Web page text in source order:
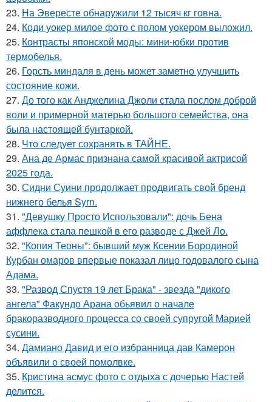
23. На Эвересте обнаружили 12 тысяч кг говна.
24. Коди уокер милое фото с полом уокером выложил.
25. Контрасты японской моды: мини-юбки против
термобелья.
26. Горсть миндаля в день может заметно улучшить
состояние кожи.
27. До того как Анджелина Джоли стала послом доброй
воли и примерной матерью большого семейства, она
была настоящей бунтаркой.
28. Что следует сохранять в ТАЙНЕ.
29. Ана де Армас признана самой красивой актрисой
2025 года.
30. Сидни Суини продолжает продвигать свой бренд
нижнего белья Syrn.
31. "Девушку Просто Использовали": дочь Бена
аффлека стала пешкой в его разводе с Джей Ло.
32. "Копия Теоны": бывший муж Ксении Бородиной
Курбан омаров впервые показал лицо годовалого сына
Адама.
33. "Развод Спустя 19 лет Брака" - звезда "дикого
ангела" Факундо Арана обьявил о начале
бракоразводного процесса со своей супругой Марией
сусини.
34. Дамиано Давид и его избранница дав Камерон
объявили о своей помолвке.
35. Кристина асмус фото с отдыха с дочерью Настей
делится.